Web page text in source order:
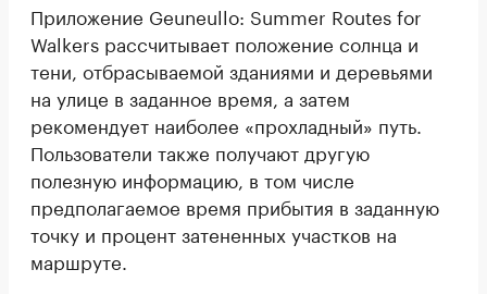
Приложение Geuneullo: Summer Routes for
Walkers рассчитывает положение солнца и
тени, отбрасываемой зданиями и деревьями
на улице в заданное время, а затем
рекомендует наиболее «прохладный» путь.
Пользователи также получают другую
полезную информацию, в том числе
предполагаемое время прибытия в заданную
точку и процент затененных участков на
маршруте.